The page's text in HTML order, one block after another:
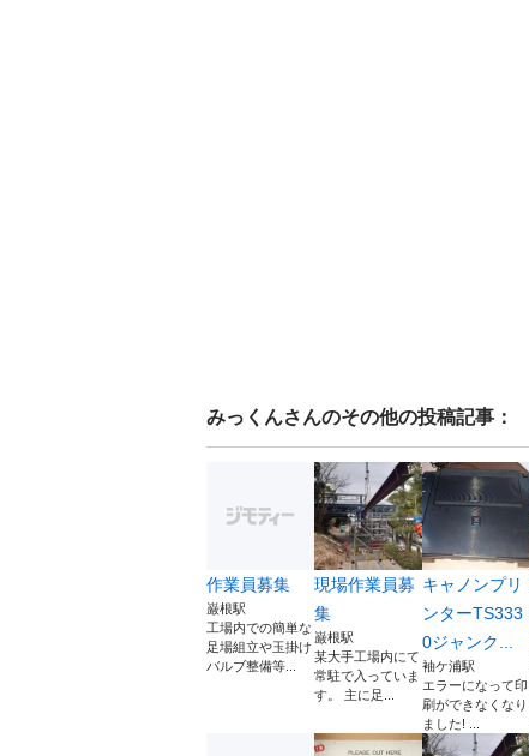
みっくんさんのその他の投稿記事：
作業員募集
巌根駅
工場内での簡単な
足場組立や玉掛け
バルブ整備等...
現場作業員募
集
巌根駅
某大手工場内にて
常駐で入っていま
す。 主に足...
キャノンプリ
ンターTS333
0ジャンク...
袖ケ浦駅
エラーになって印
刷ができなくなり
ました! ...